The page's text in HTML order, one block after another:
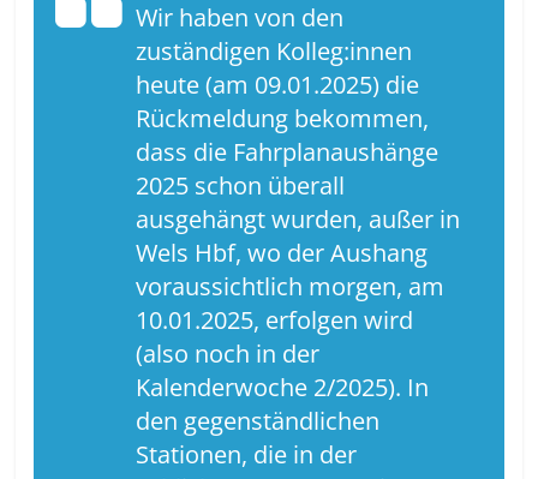
Wir haben von den
zuständigen Kolleg:innen
heute (am 09.01.2025) die
Rückmeldung bekommen,
dass die Fahrplanaushänge
2025 schon überall
ausgehängt wurden, außer in
Wels Hbf, wo der Aushang
voraussichtlich morgen, am
10.01.2025, erfolgen wird
(also noch in der
Kalenderwoche 2/2025). In
den gegenständlichen
Stationen, die in der